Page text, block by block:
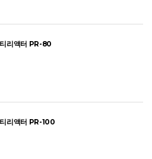
리액터 PR-80
리액터 PR-100